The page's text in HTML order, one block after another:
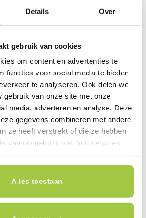
Details Over
gebruik van cookies
om content en advertenties te
functies voor social media te bieden
te analyseren. Ook delen we
gebruik van onze site met onze
media, adverteren en analyse. Deze
gegevens combineren met andere
ze heeft verstrekt of die ze hebben
van uw gebruik van hun services.
Alles toestaan
blauw
en te
KIDS
VICI meegroei-fiets rood
€299,00
Dit product is te testen en te
bestellen in de winkel (variaties
Sale